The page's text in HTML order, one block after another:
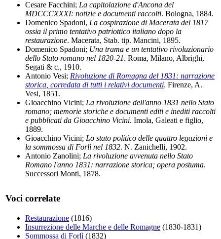
Cesare Facchini; La capitolazione d'Ancona del
MDCCCXXXI: notizie e documenti raccolti. Bologna, 1884.
Domenico Spadoni, La cospirazione di Macerata del 1817
ossia il primo tentativo patriottico italiano dopo la
restaurazione. Macerata, Stab. tip. Mancini, 1895.
Domenico Spadoni; Una trama e un tentativo rivoluzionario
dello Stato romano nel 1820-21. Roma, Milano, Albrighi,
Segati & c., 1910.
Antonio Vesi; Rivoluzione di Romagna del 1831: narrazione
storica, corredata di tutti i relativi documenti. Firenze, A.
Vesi, 1851.
Gioacchino Vicini; La rivoluzione dell'anno 1831 nello Stato
romano; memorie storiche e documenti editi e inediti raccolti
e pubblicati da Gioacchino Vicini. Imola, Galeati e figlio,
1889.
Gioacchino Vicini; Lo stato politico delle quattro legazioni e
la sommossa di Forlì nel 1832. N. Zanichelli, 1902.
Antonio Zanolini; La rivoluzione avvenuta nello Stato
Romano l'anno 1831: narrazione storica; opera postuma.
Successori Monti, 1878.
Voci correlate
Restaurazione (1816)
Insurrezione delle Marche e delle Romagne (1830-1831)
Sommossa di Forlì (1832)